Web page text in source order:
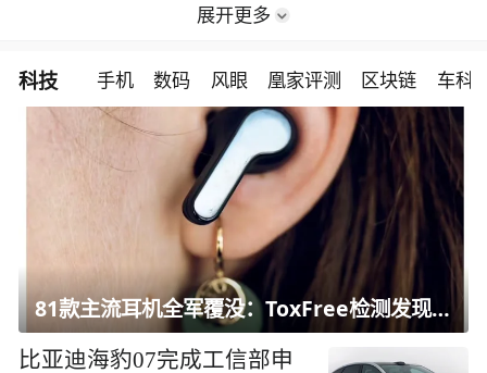
展开更多
科技 手机 数码 风眼 凰家评测 区块链 车科
81款主流耳机全军覆没：ToxFree检测发现均含对人体有害化学物质
比亚迪海豹07完成工信部申